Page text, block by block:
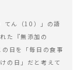
てん（10）」の語
た『無添加の
日を「毎日の食事
の日」だと考えて